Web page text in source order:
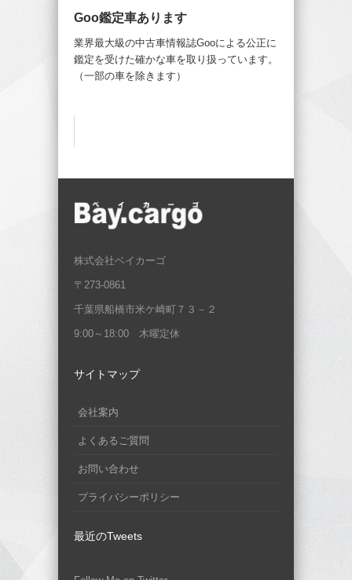
Goo鑑定車あります
業界最大級の中古車情報誌Gooによる公正に
鑑定を受けた確かな車を取り扱っています。
（一部の車を除きます）
株式会社ベイカーゴ
〒273-0861
千葉県船橋市米ケ崎町７３－２
9:00～18:00 木曜定休
サイトマップ
会社案内
よくあるご質問
お問い合わせ
プライバシーポリシー
最近のTweets